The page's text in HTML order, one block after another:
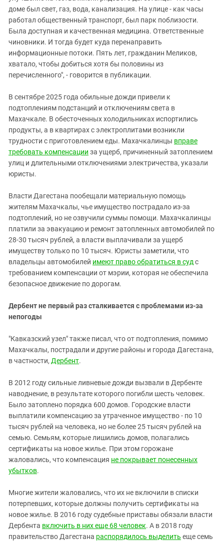
доме был свет, газ, вода, канализация. На улице - как часы
работал общественный транспорт, был парк поблизости.
Была доступная и качественная медицина. Ответственные
чиновники. И тогда будет куда перенаправить
информационные потоки. Пять лет, гражданин Меликов,
хватало, чтобы добиться хотя бы половины из
перечисленного", - говорится в публикации.
В сентябре 2025 года обильные дожди привели к
подтоплениям подстанций и отключениям света в
Махачкале. В обесточенных холодильниках испортились
продукты, а в квартирах с электроплитами возникли
трудности с приготовлением еды. Махачкалинцы вправе
требовать компенсации за ущерб, причиненный затоплением
улиц и длительными отключениями электричества, указали
юристы.
Власти Дагестана пообещали материальную помощь
жителям Махачкалы, чье имущество пострадало из-за
подтоплений, но не озвучили суммы помощи. Махачкалинцы
платили за эвакуацию и ремонт затопленных автомобилей по
28-30 тысяч рублей, а власти выплачивали за ущерб
имуществу только по 10 тысяч. Юристы заметили, что
владельцы автомобилей имеют право обратиться в судс
требованием компенсации от мэрии, которая не обеспечила
безопасное движение по дорогам.
Дербент не первый раз сталкивается с проблемами из-за
непогоды
"Кавказский узел" также писал, что от подтопления, помимо
Махачкалы, пострадали и другие районы и города Дагестана,
в частности, Дербент.
В 2012 году сильные ливневые дожди вызвали в Дербенте
наводнение, в результате которого погибли шесть человек.
Было затоплено порядка 600 домов. Городские власти
выплатили компенсацию за утраченное имущество - по 10
тысяч рублей на человека, но не более 25 тысяч рублей на
семью. Семьям, которые лишились домов, полагались
сертификаты на новое жилье. При этом горожане
жаловались, что компенсация не покрывает понесенных
убытков.
Многие жители жаловались, что их не включили в списки
потерпевших, которые должны получить сертификаты на
новое жилье. В 2016 году судебные приставы обязали власти
Дербента включить в них еще 68 человек. А в 2018 году
правительство Дагестана распорядилось выделить еще семь